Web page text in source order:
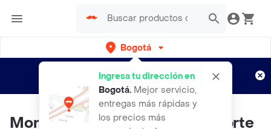
Bogotá
Ingresa tu dirección en
Bogotá. Mejor servicio,
entregas más rápidas y
los precios más
envíos gratis por semanas
Aplican TyC
Monoherb Acido Rlipoico Soporte